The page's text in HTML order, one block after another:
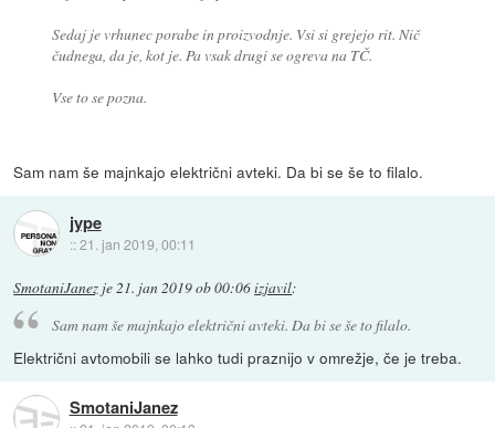
Sedaj je vrhunec porabe in proizvodnje. Vsi si grejejo rit. Nič
čudnega, da je, kot je. Pa vsak drugi se ogreva na TČ.
Vse to se pozna.
Sam nam še majnkajo električni avteki. Da bi se še to filalo.
jype
::21. jan 2019, 00:11
SmotaniJanez je21. jan 2019 ob 00:06izjavil:
Sam nam še majnkajo električni avteki. Da bi se še to filalo.
Električni avtomobili se lahko tudi praznijo v omrežje, če je treba.
SmotaniJanez